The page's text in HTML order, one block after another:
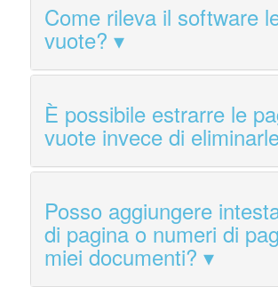
Come rileva il software
vuote?
È possibile estrarre le
vuote invece di
Posso aggiungere
di pagina o numeri di
miei documenti?